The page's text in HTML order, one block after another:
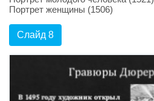
Портрет женщины (1506)
Слайд 8